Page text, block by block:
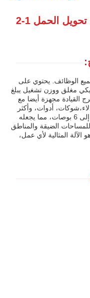
ميني سكيد ستير لودر 000-2 تحويل الحمل 1-2
الوظائف. يحتوي على
هيدروليكي مغلق ووزن تشغيل يبلغ
القيادة مجهزة أيضا مع
أدوات، وأكثر
من ذلك، كما أنّه يمتلك مسافة أرضية تبلغ 4 إلى 6 بوصات، مما يجعله
الضيقة والمناطق
المثالية لأي عمل،